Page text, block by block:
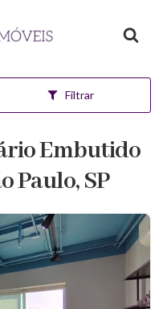
Filtrar
Embutido
Paulo, SP